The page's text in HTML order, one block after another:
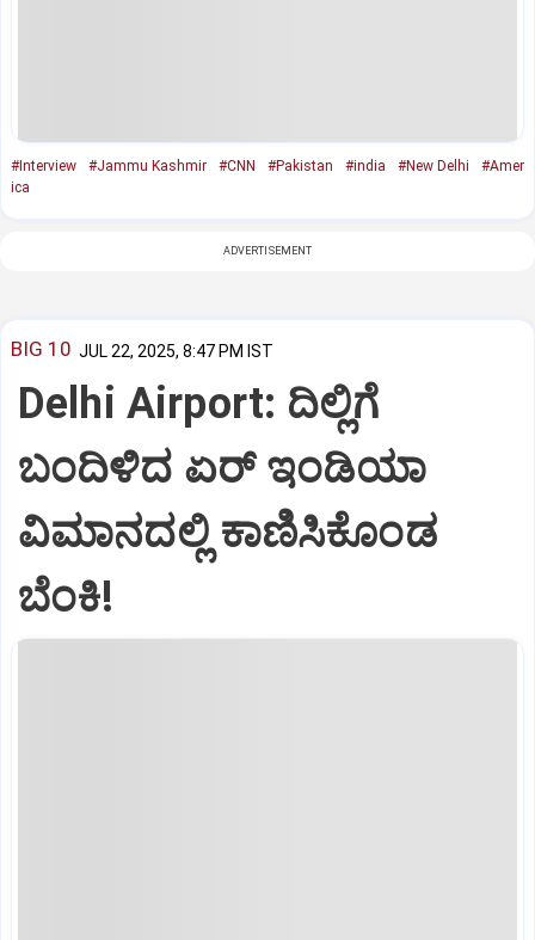
#Interview #Jammu Kashmir #CNN #Pakistan #india #New Delhi
#Amer
ica
ADVERTISEMENT
BIG 10 JUL 22, 2025, 8:47 PM IST
Delhi Airport: ದಿಲ್ಲಿಗೆ
ಬಂದಿಳಿದ ಏರ್‌ ಇಂಡಿಯಾ
ವಿಮಾನದಲ್ಲಿ ಕಾಣಿಸಿಕೊಂಡ
ಬೆಂಕಿ!